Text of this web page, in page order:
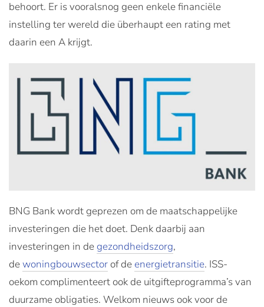
behoort. Er is vooralsnog geen enkele financiële
instelling ter wereld die überhaupt een rating met
daarin een A krijgt.
BNG Bank wordt geprezen om de maatschappelijke
investeringen die het doet. Denk daarbij aan
investeringen in degezondheidszorg,
dewoningbouwsector of de energietransitie. ISS-
oekom complimenteert ook de uitgifteprogramma’s van
duurzame obligaties. Welkom nieuws ook voor de